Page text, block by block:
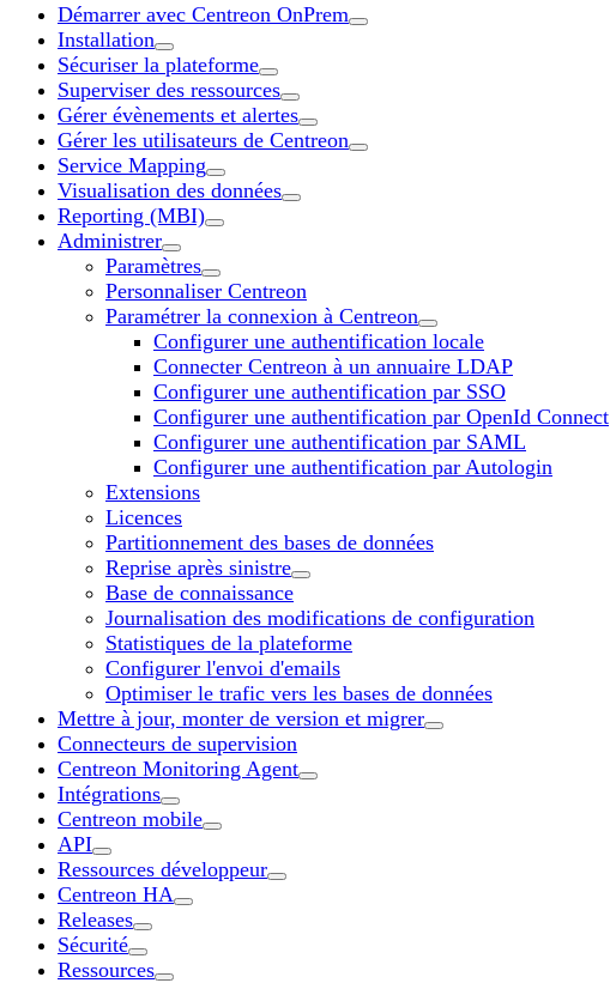
Démarrer avec Centreon OnPrem
Installation
Sécuriser la plateforme
Superviser des ressources
Gérer évènements et alertes
Gérer les utilisateurs de Centreon
Service Mapping
Visualisation des données
Reporting (MBI)
Administrer
Paramètres
Personnaliser Centreon
Paramétrer la connexion à Centreon
Configurer une authentification locale
Connecter Centreon à un annuaire LDAP
Configurer une authentification par SSO
Configurer une authentification par OpenId Connect
Configurer une authentification par SAML
Configurer une authentification par Autologin
Extensions
Licences
Partitionnement des bases de données
Reprise après sinistre
Base de connaissance
Journalisation des modifications de configuration
Statistiques de la plateforme
Configurer l'envoi d'emails
Optimiser le trafic vers les bases de données
Mettre à jour, monter de version et migrer
Connecteurs de supervision
Centreon Monitoring Agent
Intégrations
Centreon mobile
API
Ressources développeur
Centreon HA
Releases
Sécurité
Ressources